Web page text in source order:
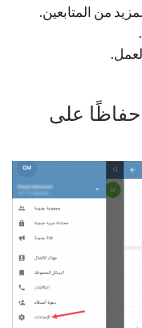
من المتابعين.
حفاظًا على